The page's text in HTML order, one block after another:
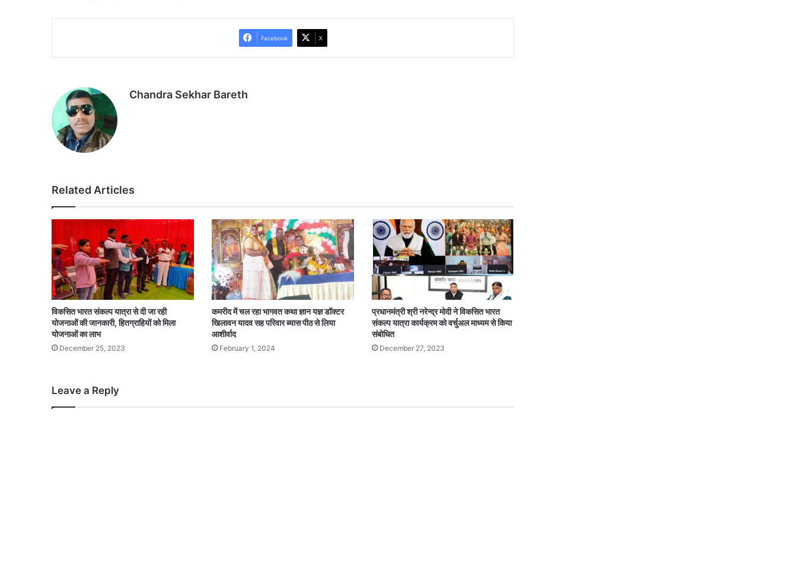
Facebook X
Chandra Sekhar Bareth
Related Articles
विकसित भारत संकल्प यात्रा से दी जा रही
योजनाओं की जानकारी, हितग्राहियों को मिला
योजनाओं का लाभ
December 25, 2023
कमरीद में चल रहा भागवत कथा ज्ञान यज्ञ डॉक्टर
खिलावन यादव सह परिवार ब्यास पीठ से लिया
आशीर्वाद
February 1, 2024
प्रधानमंत्री श्री नरेन्द्र मोदी ने विकसित भारत
संकल्प यात्रा कार्यक्रम को वर्चुअल माध्यम से किया
संबोधित
December 27, 2023
Leave a Reply